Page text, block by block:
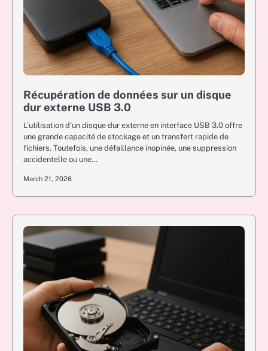
Récupération de données sur un disque
dur externe USB 3.0
L’utilisation d’un disque dur externe en interface USB 3.0 offre
une grande capacité de stockage et un transfert rapide de
fichiers. Toutefois, une défaillance inopinée, une suppression
accidentelle ou une…
March 21, 2026